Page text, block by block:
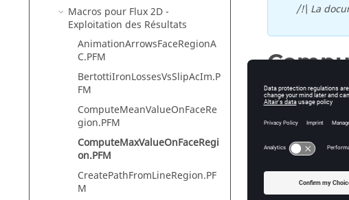
Macros pour Flux 2D -
Exploitation des Résultats
AnimationArrowsFaceRegionA
C.PFM
BertottiIronLossesVsSlipAcIm.P
FM
ComputeMeanValueOnFaceRe
gion.PFM
ComputeMaxValueOnFaceRegi
on.PFM
CreatePathFromLineRegion.PF
M
/!\ La
Description
Calcul de la